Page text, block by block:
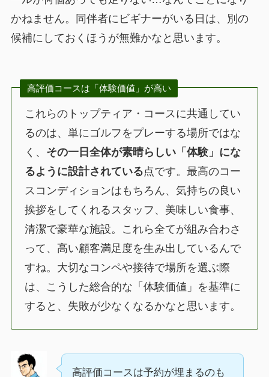
かねません。同伴者にビギナーがいる日は、別の
候補にしておくほうが無難かなと思います。
高評価コースは「体験価値」が高い
これらのトップティア・コースに共通してい
るのは、単にゴルフをプレーする場所ではな
く、 その一日全体が素晴らしい「体験」にな
るように設計されている点です。最高のコー
スコンディションはもちろん、気持ちの良い
挨拶をしてくれるスタッフ、美味しい食事、
清潔で豪華な施設。これら全てが組み合わさ
って、高い顧客満足度を生み出しているんで
すね。大切なコンペや接待で場所を選ぶ際
は、こうした総合的な「体験価値」を基準に
すると、失敗が少なくなるかなと思います。
高評価コースは予約が埋まるのも